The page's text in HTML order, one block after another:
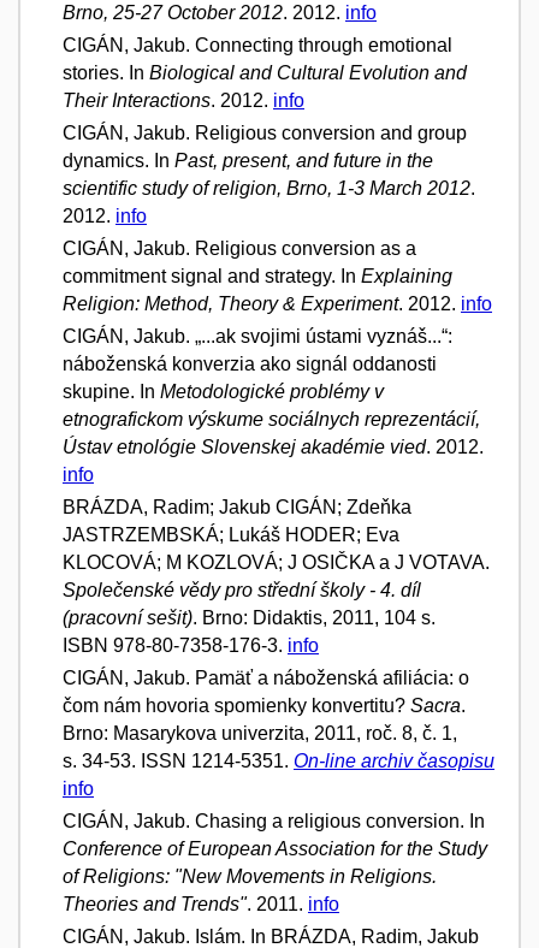
Brno, 25-27 October 2012. 2012. info
CIGÁN, Jakub. Connecting through emotional
stories. In Biological and Cultural Evolution and
Their Interactions. 2012. info
CIGÁN, Jakub. Religious conversion and group
dynamics. In Past, present, and future in the
scientific study of religion, Brno, 1-3 March 2012.
2012. info
CIGÁN, Jakub. Religious conversion as a
commitment signal and strategy. In Explaining
Religion: Method, Theory & Experiment. 2012. info
CIGÁN, Jakub. „...ak svojimi ústami vyznáš...“:
náboženská konverzia ako signál oddanosti
skupine. In Metodologické problémy v
etnografickom výskume sociálnych reprezentácií,
Ústav etnológie Slovenskej akadémie vied. 2012.
info
BRÁZDA, Radim; Jakub CIGÁN; Zdeňka
JASTRZEMBSKÁ; Lukáš HODER; Eva
KLOCOVÁ; M KOZLOVÁ; J OSIČKA a J VOTAVA.
Společenské vědy pro střední školy - 4. díl
(pracovní sešit). Brno: Didaktis, 2011, 104 s.
ISBN 978-80-7358-176-3. info
CIGÁN, Jakub. Pamäť a náboženská afiliácia: o
čom nám hovoria spomienky konvertitu? Sacra.
Brno: Masarykova univerzita, 2011, roč. 8, č. 1,
s. 34-53. ISSN 1214-5351. On-line archiv časopisu
info
CIGÁN, Jakub. Chasing a religious conversion. In
Conference of European Association for the Study
of Religions: "New Movements in Religions.
Theories and Trends". 2011. info
CIGÁN, Jakub. Islám. In BRÁZDA, Radim, Jakub